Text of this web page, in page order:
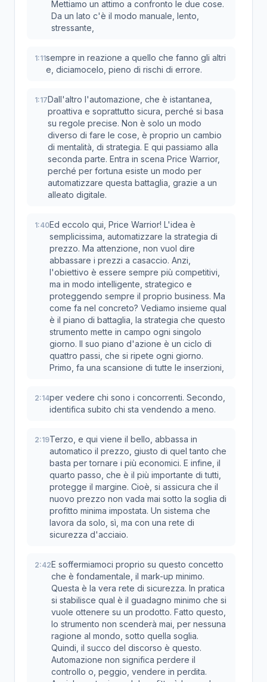
Mettiamo un attimo a confronto le due cose.
Da un lato c'è il modo manuale, lento,
stressante,
1:11sempre in reazione a quello che fanno gli altri
e, diciamocelo, pieno di rischi di errore.
1:17Dall'altro l'automazione, che è istantanea,
proattiva e soprattutto sicura, perché si basa
su regole precise. Non è solo un modo
diverso di fare le cose, è proprio un cambio
di mentalità, di strategia. E qui passiamo alla
seconda parte. Entra in scena Price Warrior,
perché per fortuna esiste un modo per
automatizzare questa battaglia, grazie a un
alleato digitale.
1:40Ed eccolo qui, Price Warrior! L'idea è
semplicissima, automatizzare la strategia di
prezzo. Ma attenzione, non vuol dire
abbassare i prezzi a casaccio. Anzi,
l'obiettivo è essere sempre più competitivi,
ma in modo intelligente, strategico e
proteggendo sempre il proprio business. Ma
come fa nel concreto? Vediamo insieme qual
è il piano di battaglia, la strategia che questo
strumento mette in campo ogni singolo
giorno. Il suo piano d'azione è un ciclo di
quattro passi, che si ripete ogni giorno.
Primo, fa una scansione di tutte le inserzioni,
2:14per vedere chi sono i concorrenti. Secondo,
identifica subito chi sta vendendo a meno.
2:19Terzo, e qui viene il bello, abbassa in
automatico il prezzo, giusto di quel tanto che
basta per tornare i più economici. E infine, il
quarto passo, che è il più importante di tutti,
protegge il margine. Cioè, si assicura che il
nuovo prezzo non vada mai sotto la soglia di
profitto minima impostata. Un sistema che
lavora da solo, sì, ma con una rete di
sicurezza d'acciaio.
2:42E soffermiamoci proprio su questo concetto
che è fondamentale, il mark-up minimo.
Questa è la vera rete di sicurezza. In pratica
si stabilisce qual è il guadagno minimo che si
vuole ottenere su un prodotto. Fatto questo,
lo strumento non scenderà mai, per nessuna
ragione al mondo, sotto quella soglia.
Quindi, il succo del discorso è questo.
Automazione non significa perdere il
controllo o, peggio, vendere in perdita.